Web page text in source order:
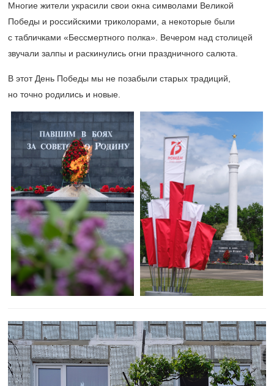
Многие жители украсили свои окна символами Великой
Победы и российскими триколорами, а некоторые были
с табличками «Бессмертного полка». Вечером над столицей
звучали залпы и раскинулись огни праздничного салюта.
В этот День Победы мы не позабыли старых традиций,
но точно родились и новые.